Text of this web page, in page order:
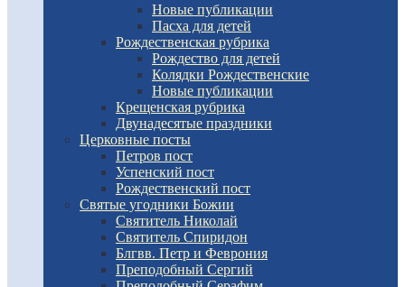
Новые публикации
Пасха для детей
Рождественская рубрика
Рождество для детей
Колядки Рождественские
Новые публикации
Крещенская рубрика
Двунадесятые праздники
Церковные посты
Петров пост
Успенский пост
Рождественский пост
Святые угодники Божии
Святитель Николай
Святитель Спиридон
Блгвв. Петр и Феврония
Преподобный Сергий